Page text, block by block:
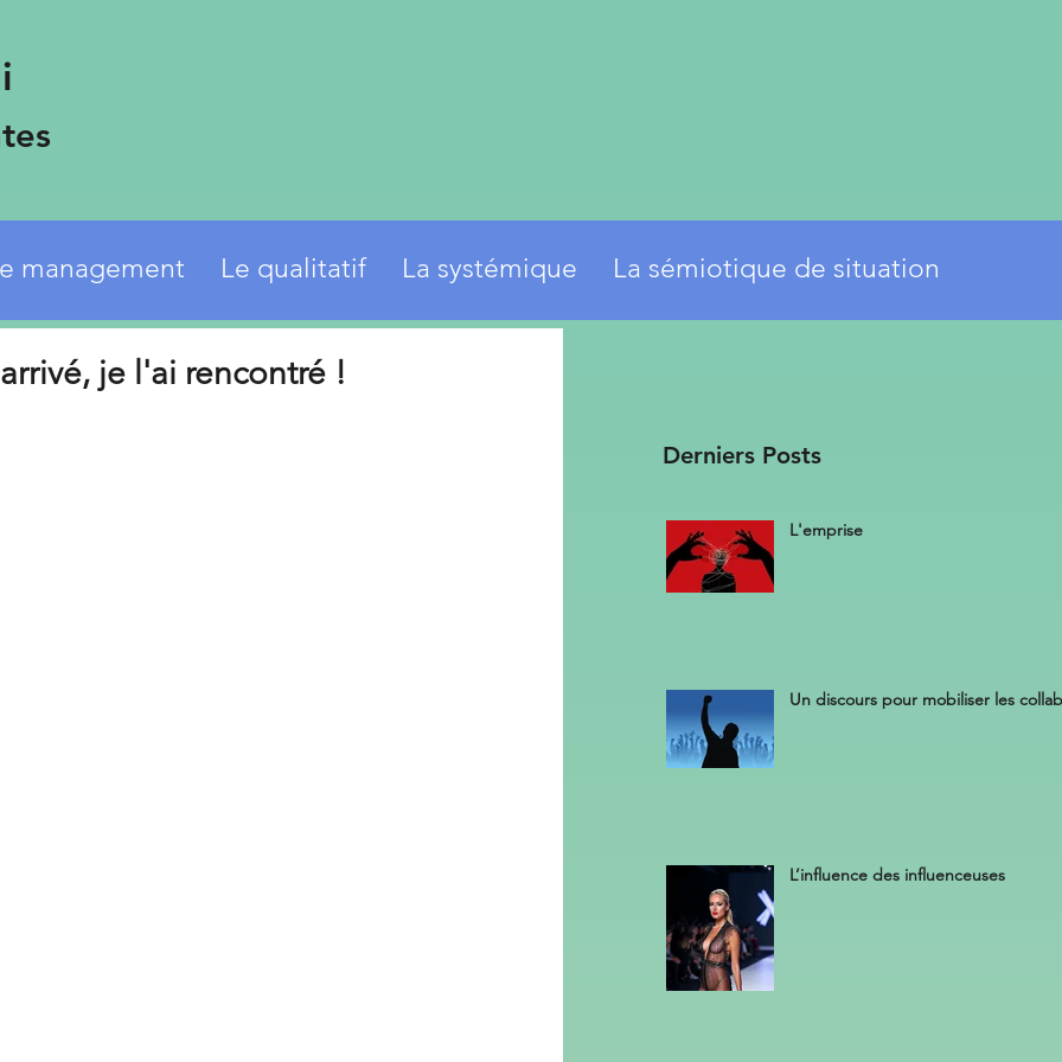
management Le qualitatif La systémique La sémiotique de situation
je l'ai rencontré !
Derniers Posts
L'emprise
Un discours pour mobiliser les
L’influence des influenceuses